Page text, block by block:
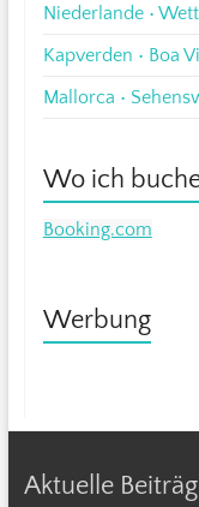
Niederlande •
Kapverden • Boa
Mallorca •
Wo ich
Booking.com
Werbung
Aktuelle